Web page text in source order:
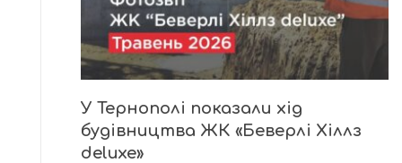
У Тернополі показали хід
будівництва ЖК «Беверлі Хіллз
deluxe»